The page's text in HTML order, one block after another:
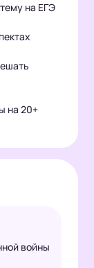
на ЕГЭ
на 20+
войны